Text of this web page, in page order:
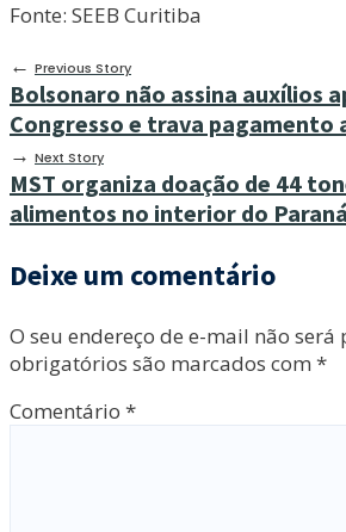
Fonte: SEEB Curitiba
← Previous Story
Bolsonaro não assina auxílios
Congresso e trava pagamento
→ Next Story
MST organiza doação de 44
alimentos no interior do Paraná
Deixe um comentário
O seu endereço de e-mail não
obrigatórios são marcados com *
Comentário *